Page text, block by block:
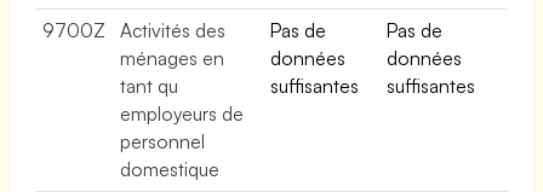
9700Z
Activités des
ménages en
tant qu
employeurs de
personnel
domestique
Pas de
données
suffisantes
Pas de
données
suffisantes